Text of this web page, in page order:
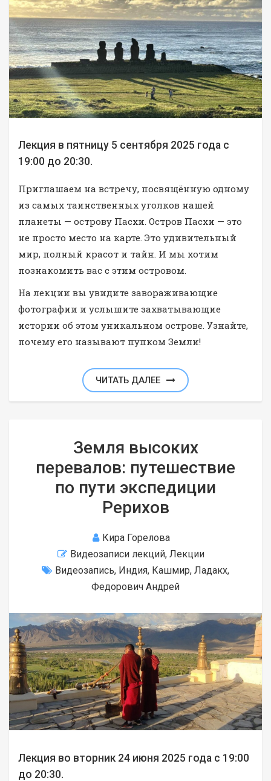
Лекция в пятницу 5 сентября 2025 года с
19:00 до 20:30.
Приглашаем на встречу, посвящённую одному
из самых таинственных уголков нашей
планеты — острову Пасхи. Остров Пасхи — это
не просто место на карте. Это удивительный
мир, полный красот и тайн. И мы хотим
познакомить вас с этим островом.
На лекции вы увидите завораживающие
фотографии и услышите захватывающие
истории об этом уникальном острове. Узнайте,
почему его называют пупком Земли!
ЧИТАТЬ ДАЛЕЕ
Земля высоких
перевалов: путешествие
по пути экспедиции
Рерихов
Кира Горелова
Видеозаписи лекций, Лекции
Видеозапись, Индия, Кашмир, Ладакх,
Федорович Андрей
Лекция во вторник 24 июня 2025 года с 19:00
до 20:30.